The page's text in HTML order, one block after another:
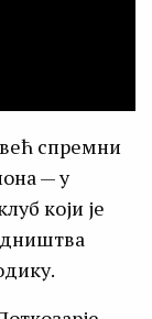
спремни
— у
који је